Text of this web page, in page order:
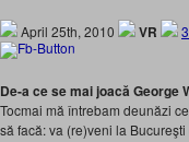
April 25th, 2010 VR
De-a ce se mai joacă George
Tocmai mă întrebam deunăzi
să facă: va (re)veni la